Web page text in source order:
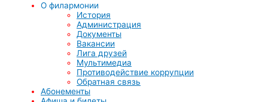
О филармонии
История
Администрация
Документы
Вакансии
Лига друзей
Мультимедиа
Противодействие коррупции
Обратная связь
Абонементы